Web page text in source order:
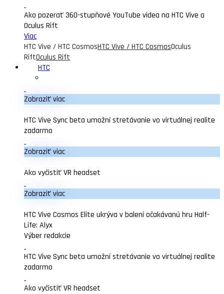
Ako pozerať 360-stupňové YouTube videa na HTC Vive a
Oculus Rift
Viac
HTC Vive / HTC CosmosHTC Vive / HTC CosmosOculus
RiftOculus Rift
HTC
Zobraziť viac
HTC Vive Sync beta umožní stretávanie vo virtuálnej realite
zadarmo
Zobraziť viac
Ako vyčistiť VR headset
Zobraziť viac
HTC Vive Cosmos Elite ukrýva v balení očakávanú hru Half-
Life: Alyx
Výber redakcie
HTC Vive Sync beta umožní stretávanie vo virtuálnej realite
zadarmo
Ako vyčistiť VR headset